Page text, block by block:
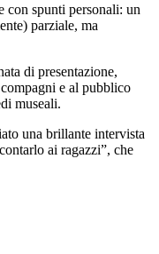
con spunti personali: un
parziale, ma
di presentazione,
e al pubblico
museali.
una brillante intervista
ai ragazzi”, che